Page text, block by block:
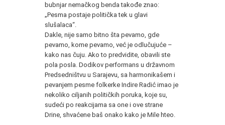
bubnjar nemačkog benda takođe znao:
„Pesma postaje politička tek u glavi
slušalaca“.
Dakle, nije samo bitno šta pevamo, gde
pevamo, kome pevamo, već je odlučujuće –
kako nas čuju. Ako to predvidite, obavili ste
pola posla. Dodikov performans u državnom
Predsedništvu u Sarajevu, sa harmonikašem i
pevanjem pesme folkerke Indire Radić imao je
nekoliko ciljanih političkih poruka, koje su,
sudeći po reakcijama sa one i ove strane
Drine, shvaćene baš onako kako je Mile hteo.